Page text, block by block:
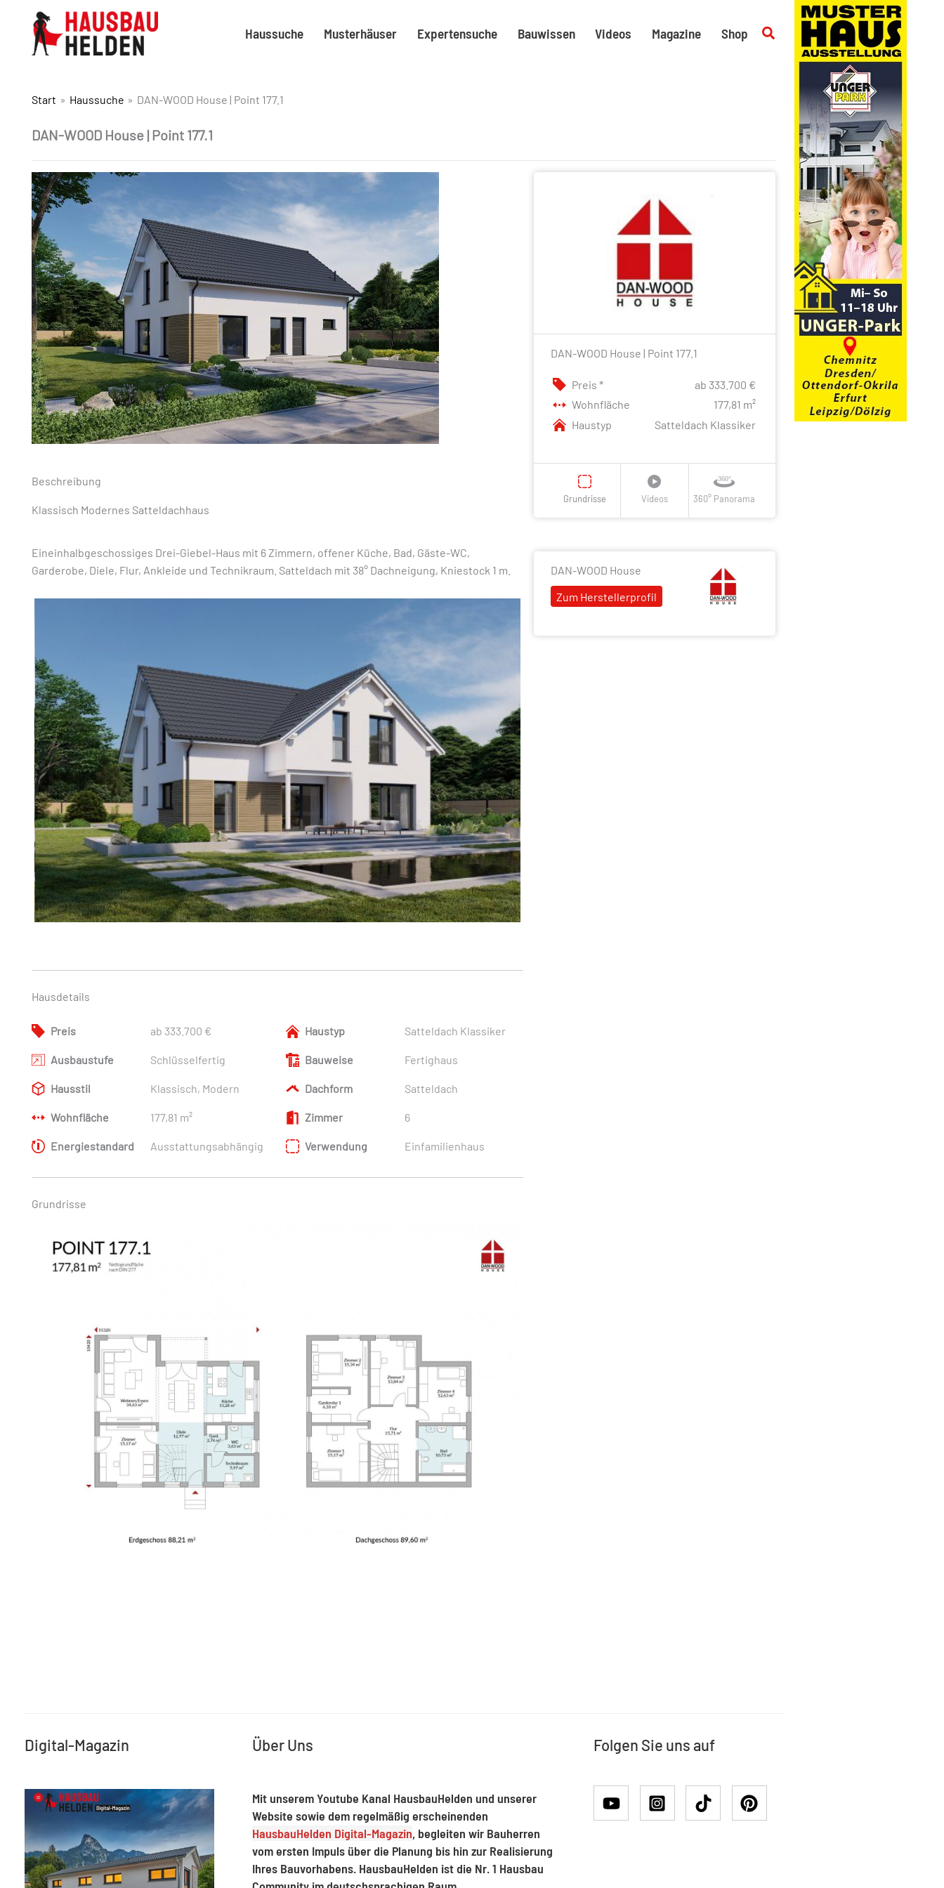
Haussuche Musterhäuser Expertensuche Bauwissen Videos Magazine Shop Suchen
Start Haussuche DAN-WOOD House | Point 177.1
DAN-WOOD House | Point 177.1
Beschreibung
Klassisch Modernes Satteldachhaus
Eineinhalbgeschossiges Drei-Giebel-Haus mit 6 Zimmern, offener Küche, Bad, Gäste-WC,
Garderobe, Diele, Flur, Ankleide und Technikraum. Satteldach mit 38° Dachneigung, Kniestock 1 m.
Hausdetails
Preis ab 333.700 €
Ausbaustufe Schlüsselfertig
Hausstil Klassisch, Modern
Wohnfläche 177,81 m²
Energiestandard Ausstattungsabhängig
Haustyp Satteldach Klassiker
Bauweise Fertighaus
Dachform Satteldach
Zimmer 6
Verwendung Einfamilienhaus
Grundrisse
DAN-WOOD House | Point 177.1
Preis *
ab 333.700 €
Wohnfläche
177,81 m²
Haustyp
Satteldach Klassiker
Grundrisse Videos 360° Panorama
DAN-WOOD House
Zum Herstellerprofil
Digital-Magazin Über Uns
Mit unserem Youtube Kanal HausbauHelden und unserer
Website sowie dem regelmäßig erscheinenden
HausbauHelden Digital-Magazin, begleiten wir Bauherren
vom ersten Impuls über die Planung bis hin zur Realisierung
Ihres Bauvorhabens. HausbauHelden ist die Nr. 1 Hausbau
Folgen Sie uns auf